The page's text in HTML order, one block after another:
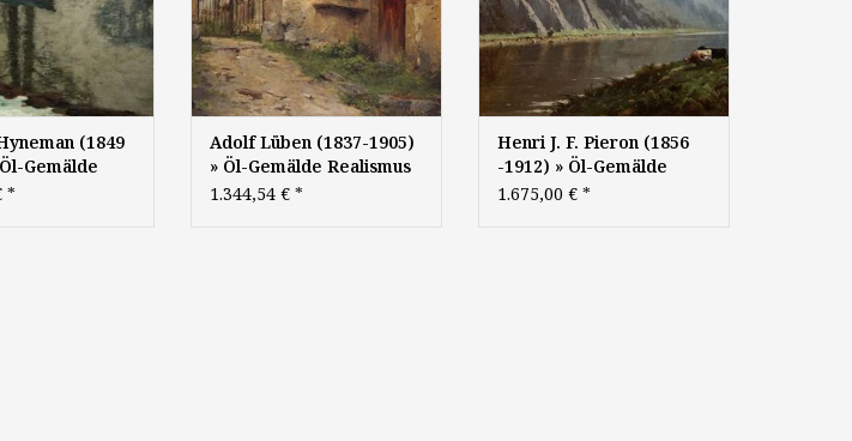
(1849
Gemälde
Winter
*
Adolf Lüben (1837-1905)
» Öl-Gemälde Realismus
Ramsau Kirche Münchner
1.344,54 € *
Henri J. F. Pieron (1856
-1912) » Öl-Gemälde
Spätromantik Realismus
1.675,00 € *